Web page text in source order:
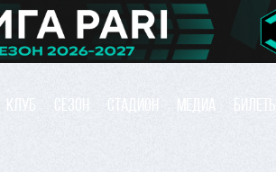
КЛУБ СЕЗОН СТАДИОН МЕДИА БИЛЕТЫ